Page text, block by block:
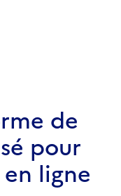
de
pour
ligne